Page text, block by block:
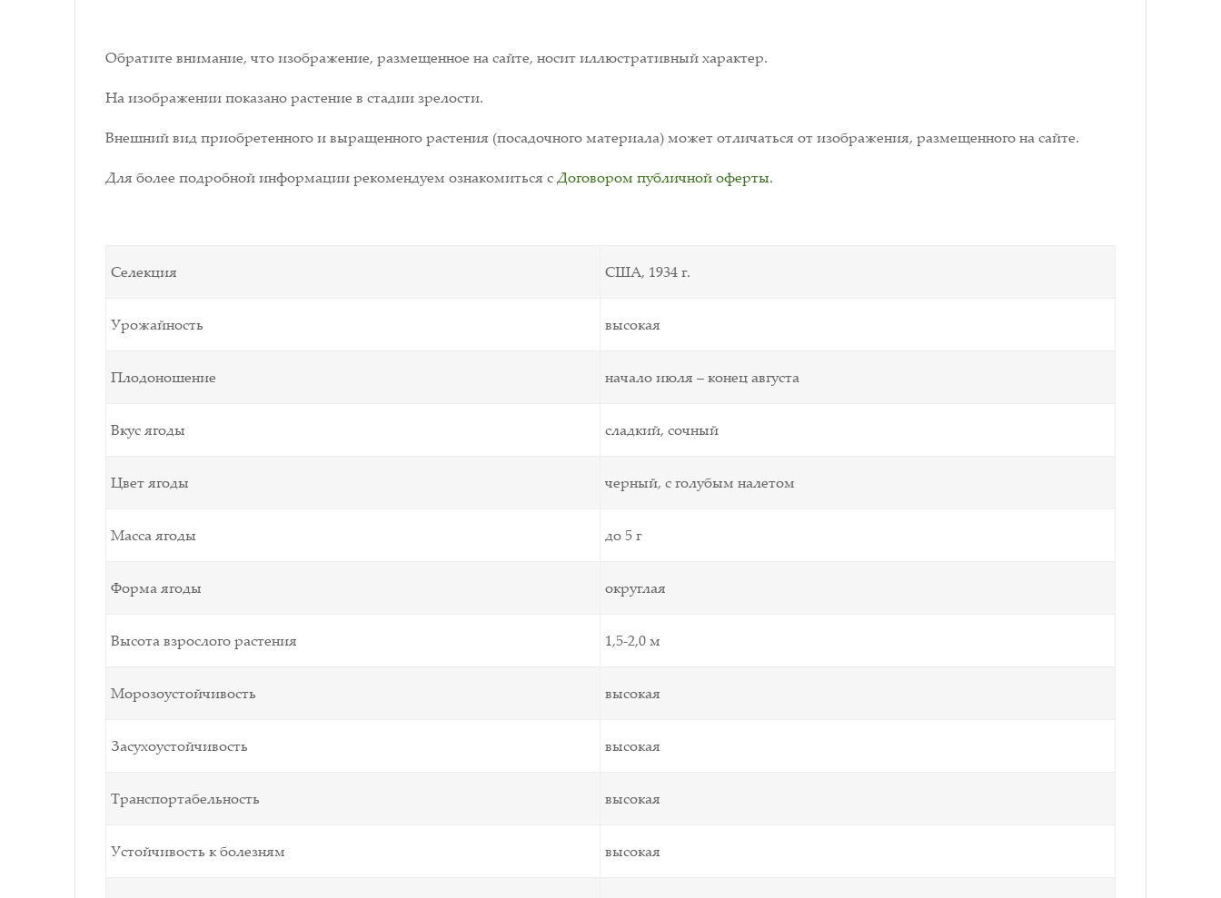
Обратите внимание, что изображение, размещенное на сайте, носит иллюстративный характер.
На изображении показано растение в стадии зрелости.
Внешний вид приобретенного и выращенного растения (посадочного материала) может отличаться от изображения, размещенного на сайте.
Для более подробной информации рекомендуем ознакомиться сДоговором публичной оферты.
Селекция США, 1934 г.
Урожайность высокая
Плодоношение начало июля – конец августа
Вкус ягоды сладкий, сочный
Цвет ягоды черный, с голубым налетом
Масса ягоды до 5 г
Форма ягоды округлая
Высота взрослого растения 1,5-2,0 м
Морозоустойчивость высокая
Засухоустойчивость высокая
Транспортабельность высокая
Устойчивость к болезням высокая